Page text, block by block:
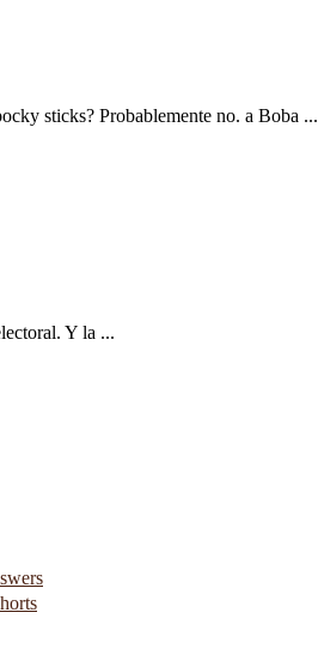
sticks? Probablemente no. a Boba ...
Y la ...